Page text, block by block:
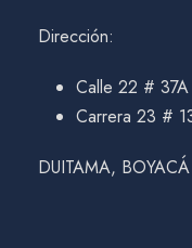
Dirección:
Calle 22 #
Carrera 23 #
DUITAMA, BOYACÁ